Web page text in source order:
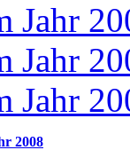
Jahr
Jahr
Jahr
2008